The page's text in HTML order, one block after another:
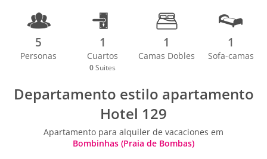
5
Personas
1
Cuartos
0 Suites
1
Camas Dobles
1
Sofa-camas
Departamento estilo apartamento
Hotel 129
Apartamento para alquiler de vacaciones em
Bombinhas (Praia de Bombas)